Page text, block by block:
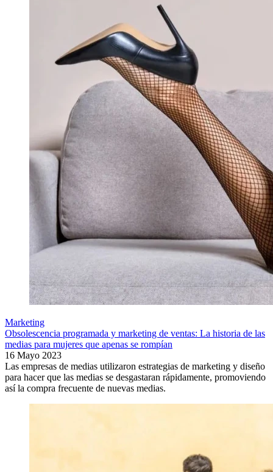
Marketing
Obsolescencia programada y marketing de ventas: La historia de las
medias para mujeres que apenas se rompían
16 Mayo 2023
Las empresas de medias utilizaron estrategias de marketing y diseño
para hacer que las medias se desgastaran rápidamente, promoviendo
así la compra frecuente de nuevas medias.